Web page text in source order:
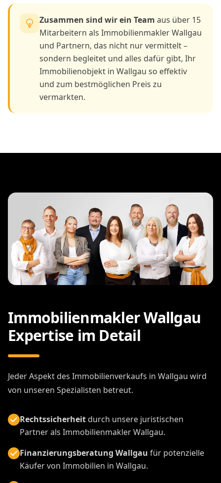
begegnen als Immobilienmakler Wallgau jeder
Immobilie mit Respekt. Und jedem Menschen mit
Feingefühl.
Senada Spitzenberger - Ihr Immobilienmaklerin in
Ingolstadt
sondern begleitet und alles dafür gibt, Ihr
Immobilienobjekt in Wallgau so effektiv
und zum bestmöglichen Preis zu
vermarkten.
Immobilienmakler Wallgau
Expertise im Detail